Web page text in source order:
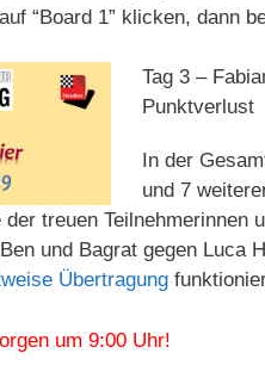
“Board 1” klicken, dann
Tag 3 –
Punktverlust
In der
und 7
treuen Teilnehmerinnen
und Bagrat gegen Luca
Übertragung
um 9:00 Uhr!